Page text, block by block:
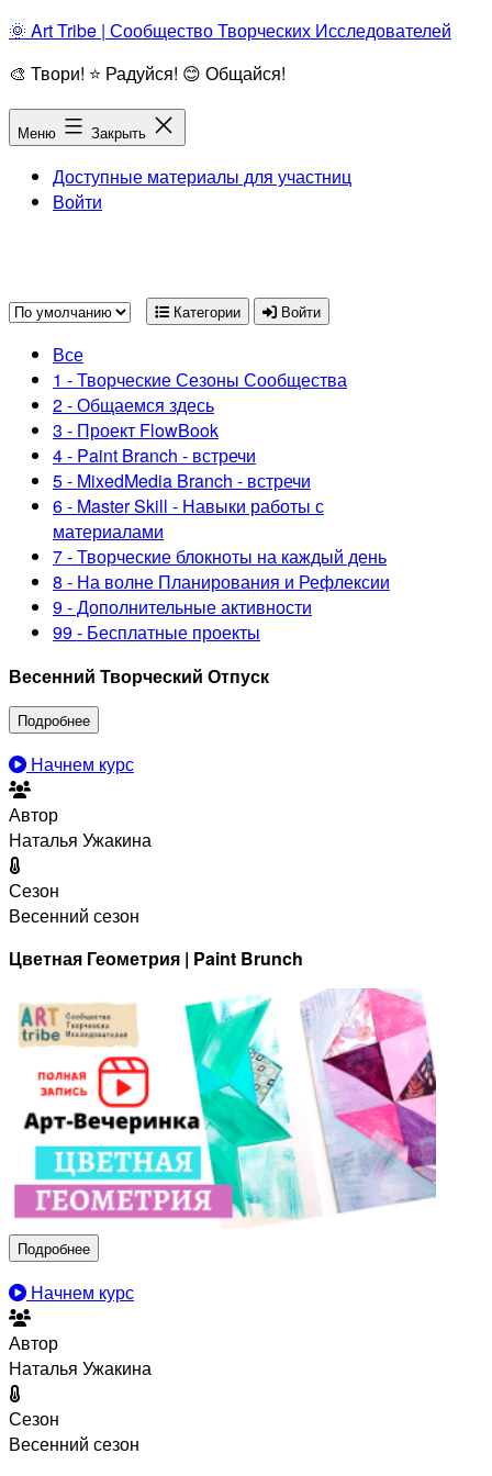
Перейти
содержимому
🌞 Art Tribe | Сообщество Творческих Исследователей
🎨 Твори! ⭐ Радуйся! 😊 Общайся!
Меню Закрыть
Доступные материалы для участниц
Войти
Категории Войти
Все
1 - Творческие Сезоны Сообщества
2 - Общаемся здесь
3 - Проект FlowBook
4 - Paint Branch - встречи
5 - MixedMedia Branch - встречи
6 - Master Skill - Навыки работы с
материалами
7 - Творческие блокноты на каждый день
8 - На волне Планирования и Рефлексии
9 - Дополнительные активности
99 - Бесплатные проекты
Весенний Творческий Отпуск
Подробнее
Начнем курс
Автор
Наталья Ужакина
Сезон
Весенний сезон
Цветная Геометрия | Paint Brunch
Подробнее
Начнем курс
Автор
Наталья Ужакина
Сезон
Весенний сезон